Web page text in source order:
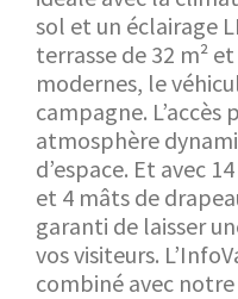
sol et un éclairage
terrasse de 32 m²
modernes, le
campagne.
atmosphère
d’espace. Et avec
et 4 mâts de
garanti de laisser
vos visiteurs.
combiné avec